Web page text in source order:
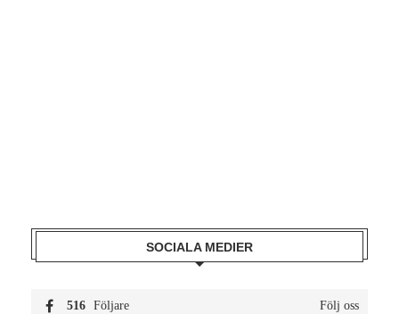
SOCIALA MEDIER
516 Följare Följ oss